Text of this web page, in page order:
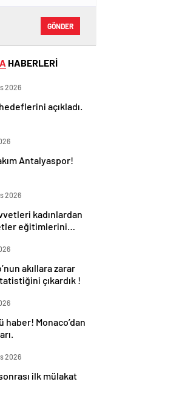
GÖNDER
HABERLERİ
2026
açıkladı.
Antalyaspor!
2026
kadınlardan
eğitimlerini
akıllara zarar
çıkardık !
haber! Monaco’dan
2026
ilk mülakat